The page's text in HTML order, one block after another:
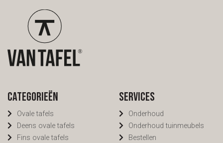
Categorieën
Ovale tafels
Deens ovale tafels
Fins ovale tafels
Services
Onderhoud
Onderhoud tuinmeubels
Bestellen